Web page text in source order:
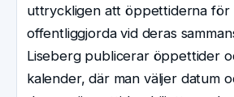
uttryckligen att öppettiderna för
offentliggjorda vid deras
Liseberg publicerar öppettider
kalender, där man väljer datum